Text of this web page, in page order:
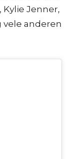
Kylie Jenner,
vele anderen